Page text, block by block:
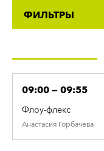
ФИЛЬТРЫ
09:00 — 09:55
Флоу-флекс
Анастасия Горбачева